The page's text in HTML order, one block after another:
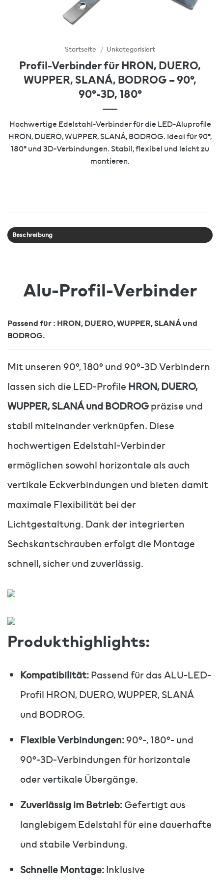
Startseite / Unkategorisiert
Profil-Verbinder für HRON, DUERO,
WUPPER, SLANÁ, BODROG – 90°,
90°-3D, 180°
Hochwertige Edelstahl-Verbinder für die LED-Aluprofile
HRON, DUERO, WUPPER, SLANÁ, BODROG. Ideal für 90°,
180° und 3D-Verbindungen. Stabil, flexibel und leicht zu
montieren.
Beschreibung
Alu-Profil-Verbinder
Passend für : HRON, DUERO, WUPPER, SLANÁ und
BODROG.
Mit unseren 90°, 180° und 90°-3D Verbindern
lassen sich die LED-Profile HRON, DUERO,
WUPPER, SLANÁ und BODROGpräzise und
stabil miteinander verknüpfen. Diese
hochwertigen Edelstahl-Verbinder
ermöglichen sowohl horizontale als auch
vertikale Eckverbindungen und bieten damit
maximale Flexibilität bei der
Lichtgestaltung. Dank der integrierten
Sechskantschrauben erfolgt die Montage
schnell, sicher und zuverlässig.
Produkthighlights:
Kompatibilität:Passend für das ALU-LED-
Profil HRON, DUERO, WUPPER, SLANÁ
und BODROG.
Flexible Verbindungen:90°-, 180°- und
90°-3D-Verbindungen für horizontale
oder vertikale Übergänge.
Zuverlässig im Betrieb:Gefertigt aus
langlebigem Edelstahl für eine dauerhafte
und stabile Verbindung.
Schnelle Montage:Inklusive